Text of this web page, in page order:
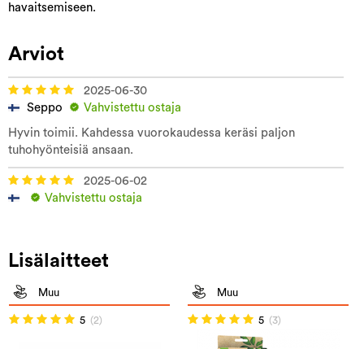
havaitsemiseen.
Arviot
2025-06-30
Seppo
Vahvistettu ostaja
Hyvin toimii. Kahdessa vuorokaudessa keräsi paljon
tuhohyönteisiä ansaan.
2025-06-02
Vahvistettu ostaja
Lisälaitteet
Muu
5 (2)
Muu
5 (3)